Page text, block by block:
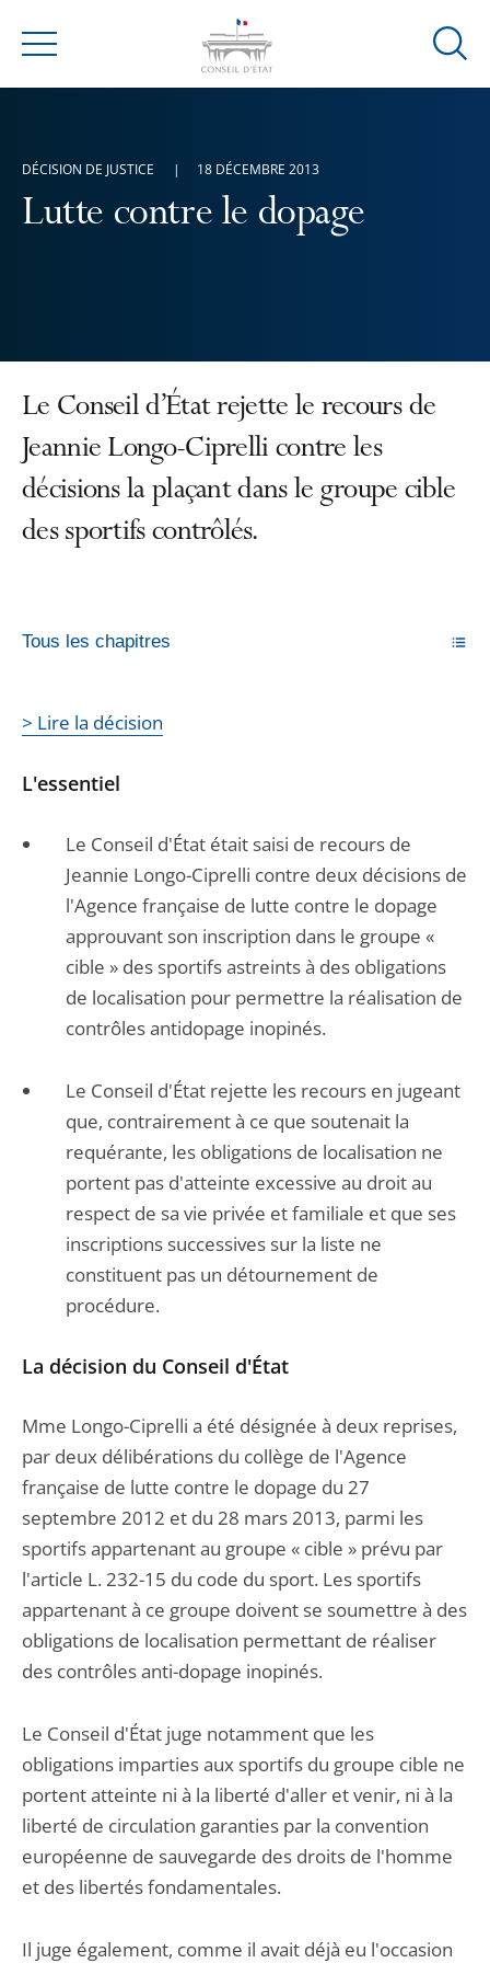
Menu
Ouvrir
Lutte contre le dopage
DÉCISION DE JUSTICE 18 DÉCEMBRE 2013
Le Conseil d’État rejette le recours de
Jeannie Longo-Ciprelli contre les
décisions la plaçant dans le groupe cible
des sportifs contrôlés.
Tous les chapitres
> Lire la décision
L'essentiel
Le Conseil d'État était saisi de recours de
Jeannie Longo-Ciprelli contre deux décisions de
l'Agence française de lutte contre le dopage
approuvant son inscription dans le groupe «
cible » des sportifs astreints à des obligations
de localisation pour permettre la réalisation de
contrôles antidopage inopinés.
Le Conseil d'État rejette les recours en jugeant
que, contrairement à ce que soutenait la
requérante, les obligations de localisation ne
portent pas d'atteinte excessive au droit au
respect de sa vie privée et familiale et que ses
inscriptions successives sur la liste ne
constituent pas un détournement de
procédure.
La décision du Conseil d'État
Mme Longo-Ciprelli a été désignée à deux reprises,
par deux délibérations du collège de l'Agence
française de lutte contre le dopage du 27
septembre 2012 et du 28 mars 2013, parmi les
sportifs appartenant au groupe « cible » prévu par
l'article L. 232-15 du code du sport. Les sportifs
appartenant à ce groupe doivent se soumettre à des
obligations de localisation permettant de réaliser
des contrôles anti-dopage inopinés.
Le Conseil d'État juge notamment que les
obligations imparties aux sportifs du groupe cible ne
portent atteinte ni à la liberté d'aller et venir, ni à la
liberté de circulation garanties par la convention
européenne de sauvegarde des droits de l'homme
et des libertés fondamentales.
Il juge également, comme il avait déjà eu l'occasion